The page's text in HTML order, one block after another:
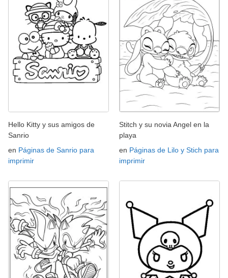
Hello Kitty y sus amigos de
Sanrio
en Páginas de Sanrio para
imprimir
Stitch y su novia Angel en la
playa
en Páginas de Lilo y Stich para
imprimir